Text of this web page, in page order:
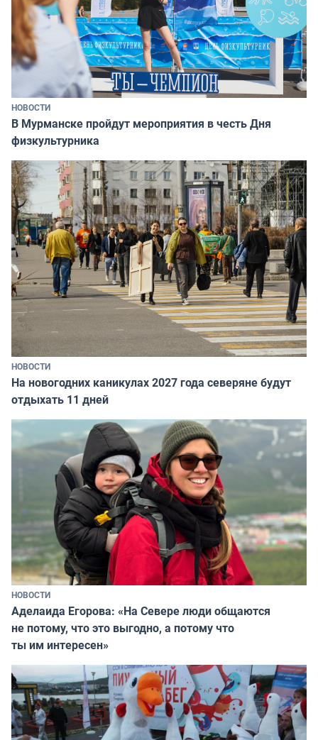
НОВОСТИ
В Мурманске пройдут мероприятия в честь Дня
физкультурника
НОВОСТИ
На новогодних каникулах 2027 года северяне будут
отдыхать 11 дней
НОВОСТИ
Аделаида Егорова: «На Севере люди общаются
не потому, что это выгодно, а потому что
ты им интересен»